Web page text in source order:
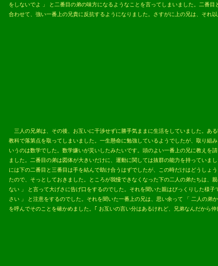
をしないでよ 」 と二番目の弟の味方になるようなことを言ってしまいました。二番
合わせて、強い一番上の兄貴に反抗するようになりました。さすがに上の兄は、それ
三人の兄弟は、その後、お互いに干渉せずに勝手気ままに生活をしていました。あ
教科で落第点を取ってしまいました。一生懸命に勉強しているようでしたが、取り組
いうのは数学でした。数学嫌いが災いしたみたいです。頭のよい一番上の兄に教え
ました。二番目の弟は図体が大きいだけに、運動に関しては抜群の能力を持ってい
には下の二番目と三番目は手を結んで助け合うはずでしたが、この時だけはどうし
たので、そっとしておきました。ところが我慢できなくなった下の二人の弟たちは、
ない 」 と言って大げさに告げ口をするのでした。それを聞いた親はびっくりした様
さい 」 と注意をするのでした。それを聞いた一番上の兄は、思い余って 「 二人の
を呼んでそのことを確かめました。｢ お互いの言い分はあるけれど、兄弟なんだから